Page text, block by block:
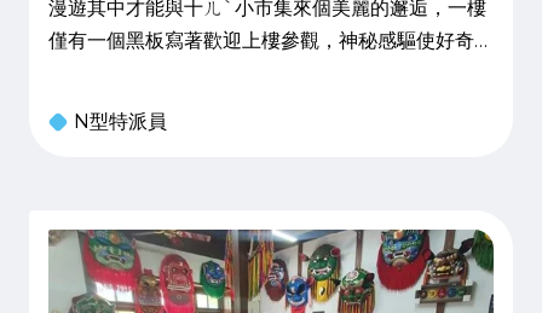
漫遊其中才能與十ㄦˋ小市集來個美麗的邂逅，一樓
僅有一個黑板寫著歡迎上樓參觀，神秘感驅使好奇心
不存在於此地，不知不覺會迷失在十ㄦˋ小市集中，
N型特派員